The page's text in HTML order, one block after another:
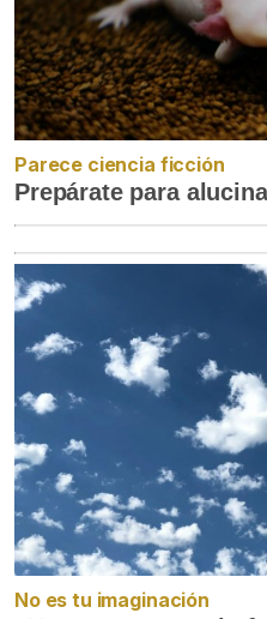
Parece ciencia ficción
Prepárate para
No es tu imaginación